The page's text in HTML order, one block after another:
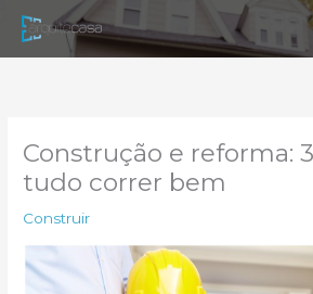
para
Construção e reforma:
tudo correr bem
Construir